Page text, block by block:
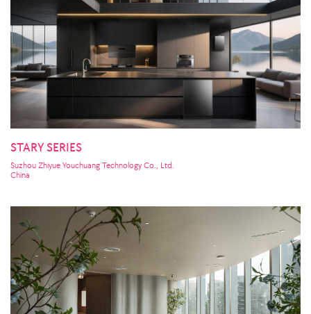
STARY SERIES
Suzhou Zhiyue Youchuang Technology Co., Ltd.
China